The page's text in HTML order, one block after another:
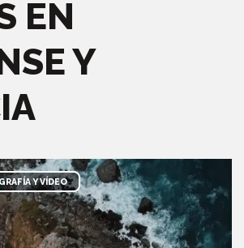
EN
Y
Y VÍDEO